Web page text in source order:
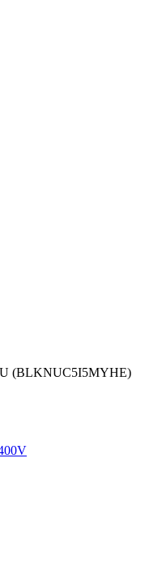
(BLKNUC5I5MYHE)